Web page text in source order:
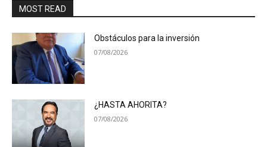
MOST READ
Obstáculos para la inversión
07/08/2026
¿HASTA AHORITA?
07/08/2026